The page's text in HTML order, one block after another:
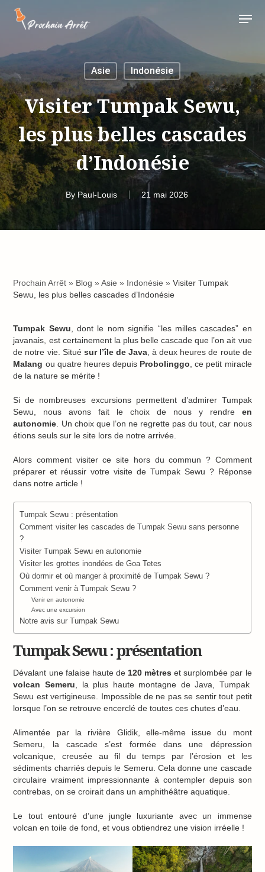
Menu
Asie Indonésie
Visiter Tumpak Sewu,
les plus belles cascades
d’Indonésie
By Paul-Louis 21 mai 2026
Prochain Arrêt » Blog »Asie » Indonésie »Visiter Tumpak
Sewu, les plus belles cascades d’Indonésie
Tumpak Sewu, dont le nom signifie “les milles cascades” en
javanais, est certainement la plus belle cascade que l’on ait vue
de notre vie. Situé sur l’île de Java, à deux heures de route de
Malang ou quatre heures depuis Probolinggo, ce petit miracle
de la nature se mérite !
Si de nombreuses excursions permettent d’admirer Tumpak
Sewu, nous avons fait le choix de nous y rendre en
autonomie. Un choix que l’on ne regrette pas du tout, car nous
étions seuls sur le site lors de notre arrivée.
Alors comment visiter ce site hors du commun ? Comment
préparer et réussir votre visite de Tumpak Sewu ? Réponse
dans notre article !
Tumpak Sewu : présentation
Comment visiter les cascades de Tumpak Sewu sans personne
?
Visiter Tumpak Sewu en autonomie
Visiter les grottes inondées de Goa Tetes
Où dormir et où manger à proximité de Tumpak Sewu ?
Comment venir à Tumpak Sewu ?
Venir en autonomie
Avec une excursion
Notre avis sur Tumpak Sewu
Tumpak Sewu : présentation
Dévalant une falaise haute de 120 mètres et surplombée par le
volcan Semeru, la plus haute montagne de Java, Tumpak
Sewu est vertigineuse. Impossible de ne pas se sentir tout petit
lorsque l’on se retrouve encerclé de toutes ces chutes d’eau.
Alimentée par la rivière Glidik, elle-même issue du mont
Semeru, la cascade s’est formée dans une dépression
volcanique, creusée au fil du temps par l’érosion et les
sédiments charriés depuis le Semeru. Cela donne une cascade
circulaire vraiment impressionnante à contempler depuis son
contrebas, on se croirait dans un amphithéâtre aquatique.
Le tout entouré d’une jungle luxuriante avec un immense
volcan en toile de fond, et vous obtiendrez une vision irréelle !